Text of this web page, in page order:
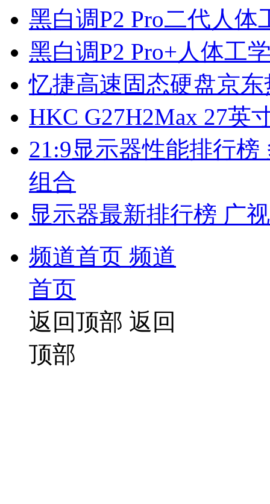
黑白调P2 Pro二代人体
黑白调P2 Pro+人体工
忆捷高速固态硬盘京
HKC G27H2Max 27英
21:9显示器性能排行
组合
显示器最新排行榜 广
频道首页 频道
首页
返回顶部 返回
顶部